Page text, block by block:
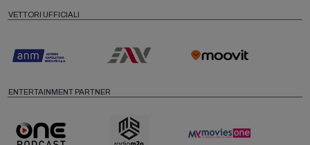
VETTORI UFFICIALI
ENTERTAINMENT PARTNER